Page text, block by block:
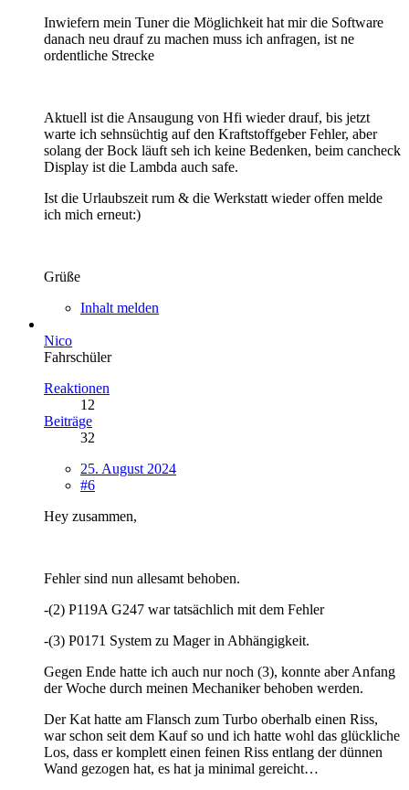
Inwiefern mein Tuner die Möglichkeit hat mir die Software
danach neu drauf zu machen muss ich anfragen, ist ne
ordentliche Strecke
Aktuell ist die Ansaugung von Hfi wieder drauf, bis jetzt
warte ich sehnsüchtig auf den Kraftstoffgeber Fehler, aber
solang der Bock läuft seh ich keine Bedenken, beim cancheck
Display ist die Lambda auch safe.
Ist die Urlaubszeit rum & die Werkstatt wieder offen melde
ich mich erneut:)
Grüße
Inhalt melden
Nico
Fahrschüler
Reaktionen
12
Beiträge
32
25. August 2024
#6
Hey zusammen,
Fehler sind nun allesamt behoben.
-(2) P119A G247 war tatsächlich mit dem Fehler
-(3) P0171 System zu Mager in Abhängigkeit.
Gegen Ende hatte ich auch nur noch (3), konnte aber Anfang
der Woche durch meinen Mechaniker behoben werden.
Der Kat hatte am Flansch zum Turbo oberhalb einen Riss,
war schon seit dem Kauf so und ich hatte wohl das glückliche
Los, dass er komplett einen feinen Riss entlang der dünnen
Wand gezogen hat, es hat ja minimal gereicht…